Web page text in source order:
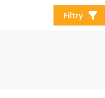
SOLUTIONS
Sp. z o.o.
58-100
Filtry